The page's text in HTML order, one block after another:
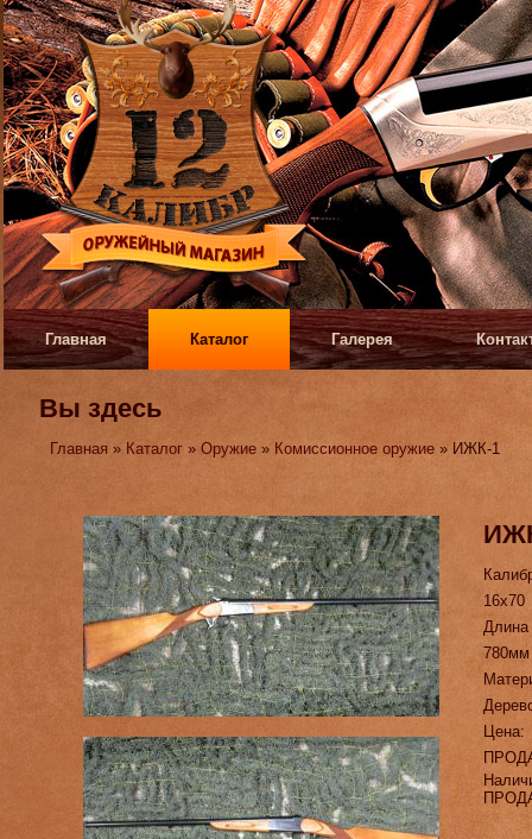
Главная Каталог Галерея
Вы здесь
Главная » Каталог »Оружие » Комиссионное оружие » ИЖК-1
16х70
780мм
Цена: